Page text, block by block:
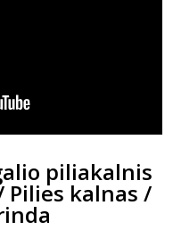
piliakalnis
Pilies kalnas /